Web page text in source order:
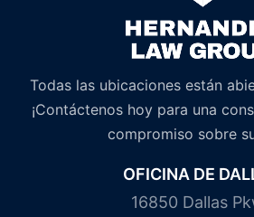
Todas las ubicaciones están
¡Contáctenos hoy para una
compromiso sobre
OFICINA DE
16850 Dallas